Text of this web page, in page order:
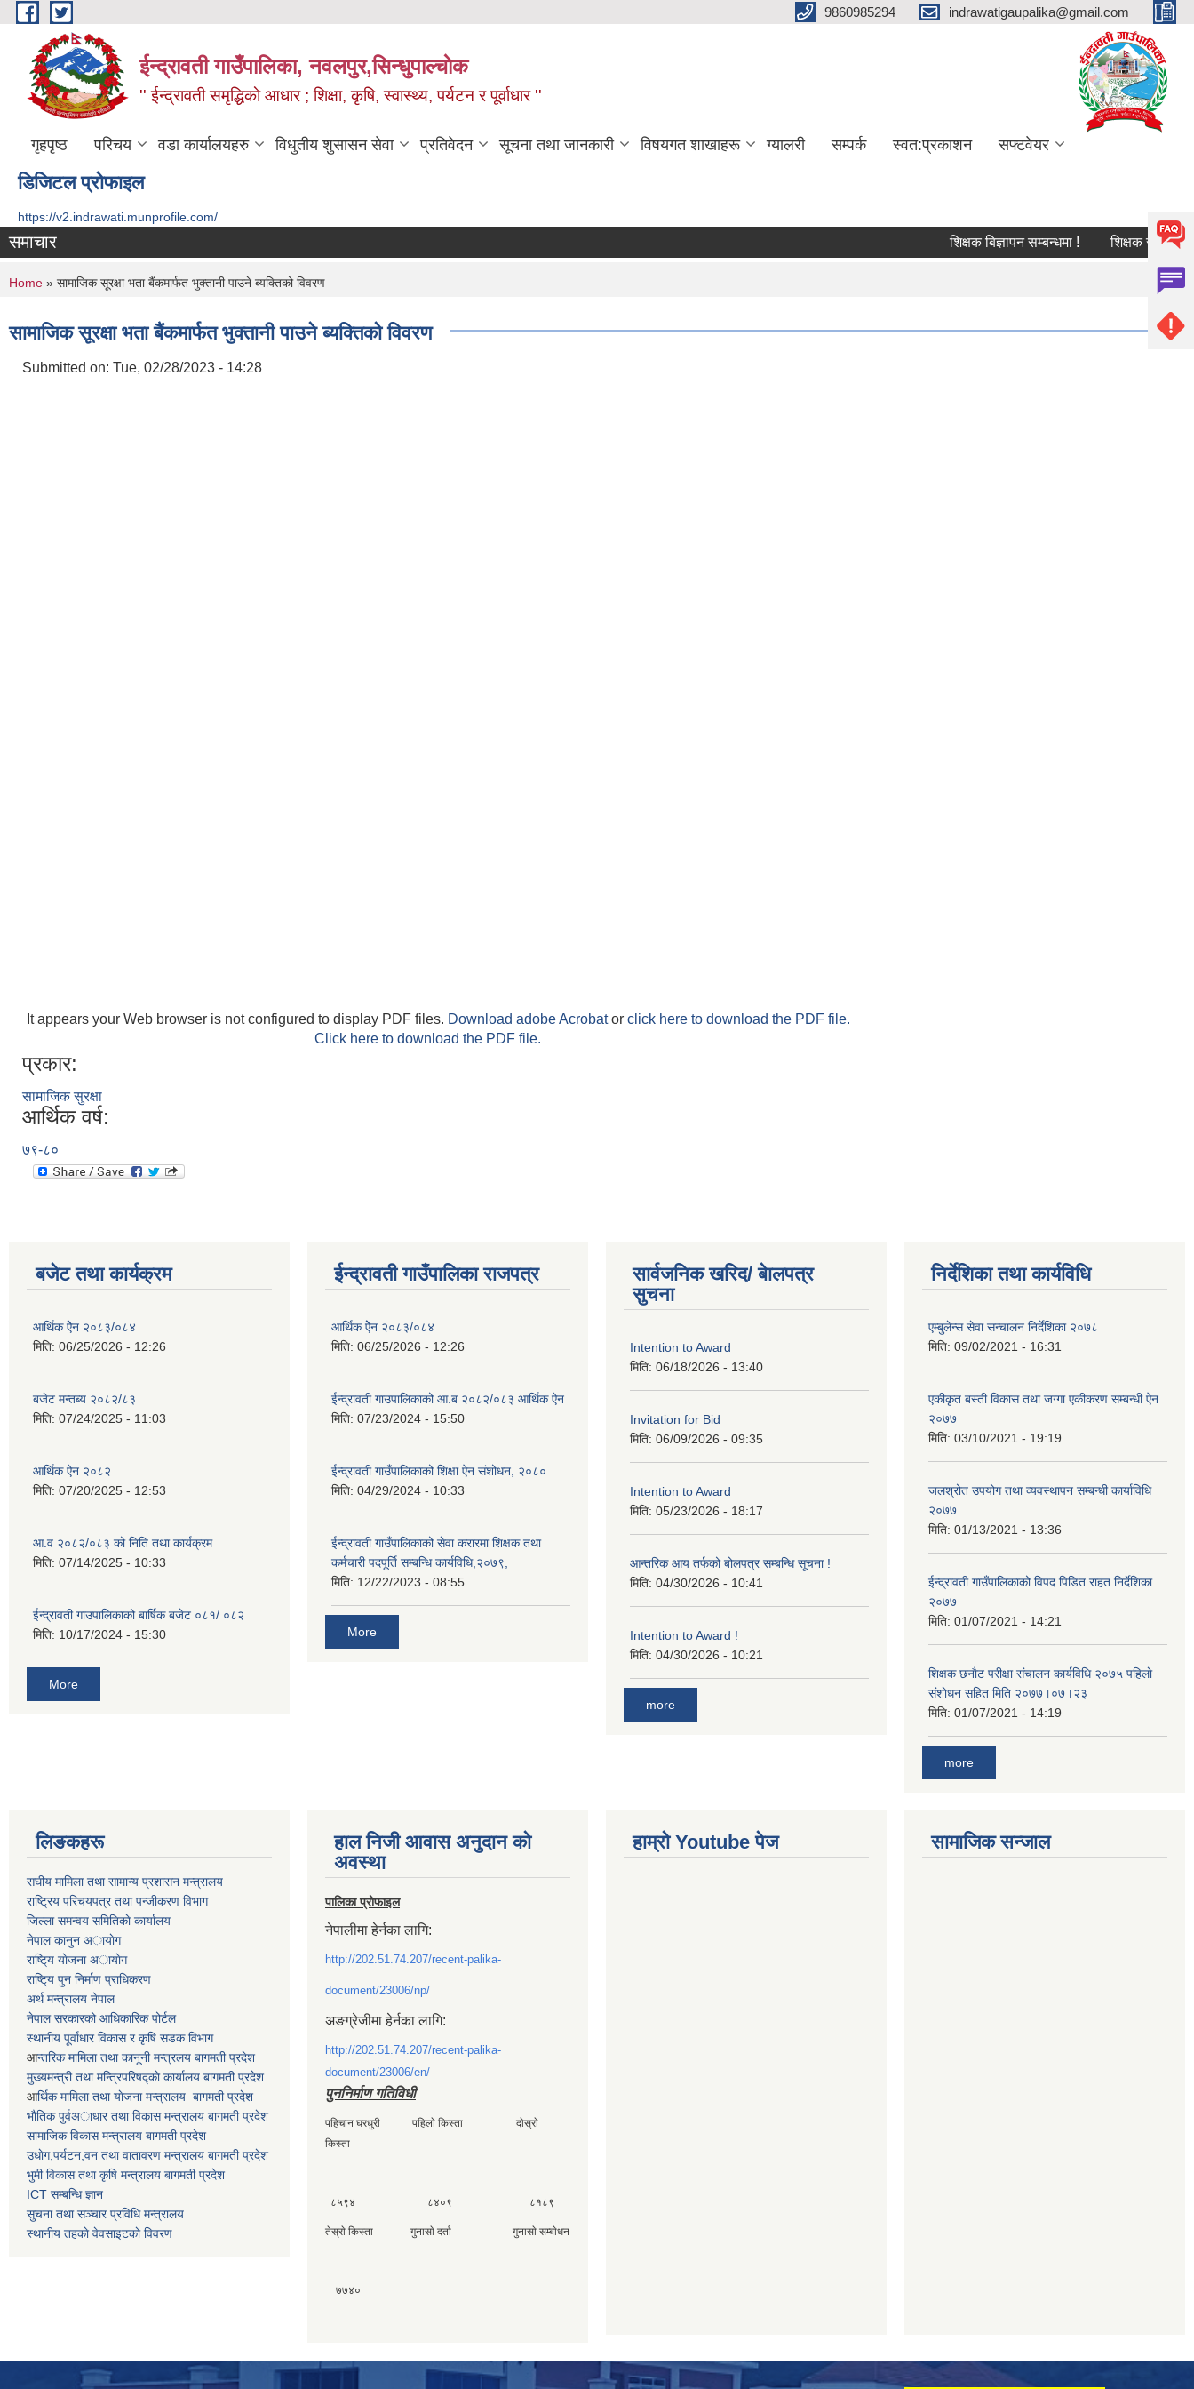
Skip to main content 9860985294 indrawatigaupalika@gmail.com
ईन्द्रावती गाउँपालिका, नवलपुर,सिन्धुपाल्चाेक
'' ईन्द्रावती समृद्धिकाे आधार ; शिक्षा, कृषि, स्वास्थ्य, पर्यटन र पूर्वाधार ''
गृहपृष्ठ परिचय वडा कार्यालयहरु विधुतीय शुसासन सेवा प्रतिवेदन सूचना तथा जानकारी विषयगत शाखाहरू ग्यालरी सम्पर्क स्वत:प्रकाशन सफ्टवेयर
डिजिटल प्रोफाइल
https://v2.indrawati.munprofile.com/
समाचार शिक्षक बिज्ञापन सम्बन्धमा ! शिक्षक सरुवा
You are here
Home » सामाजिक सूरक्षा भता बैंकमार्फत भुक्तानी पाउने ब्यक्तिको विवरण
सामाजिक सूरक्षा भता बैंकमार्फत भुक्तानी पाउने ब्यक्तिको विवरण
Submitted on: Tue, 02/28/2023 - 14:28
It appears your Web browser is not configured to display PDF files. Download adobe Acrobator click here to download the PDF file.
Click here to download the PDF file.
प्रकार:
सामाजिक सुरक्षा
आर्थिक वर्ष:
७९-८०
बजेट तथा कार्यक्रम
आर्थिक ऐेन २०८३/०८४
मिति: 06/25/2026 - 12:26
बजेट मन्तब्य २०८२/८३
मिति: 07/24/2025 - 11:03
आर्थिक ऐन २०८२
मिति: 07/20/2025 - 12:53
आ.व २०८२/०८३ को निति तथा कार्यक्रम
मिति: 07/14/2025 - 10:33
ईन्द्रावती गाउपालिकाको बार्षिक बजेट ०८१/ ०८२
मिति: 10/17/2024 - 15:30
More
ईन्द्रावती गाउँपालिका राजपत्र
आर्थिक ऐेन २०८३/०८४
मिति: 06/25/2026 - 12:26
ईन्द्रावती गाउपालिकाको आ.ब २०८२/०८३ आर्थिक ऐन
मिति: 07/23/2024 - 15:50
ईन्द्रावती गाउँपालिकाको शिक्षा ऐन संशोधन, २०८०
मिति: 04/29/2024 - 10:33
ईन्द्रावती गाउँपालिकाको सेवा करारमा शिक्षक तथा
कर्मचारी पदपूर्ति सम्बन्धि कार्यविधि,२०७९,
मिति: 12/22/2023 - 08:55
More
सार्वजनिक खरिद/ बेालपत्र
सुचना
Intention to Award
मिति: 06/18/2026 - 13:40
Invitation for Bid
मिति: 06/09/2026 - 09:35
Intention to Award
मिति: 05/23/2026 - 18:17
आन्तरिक आय तर्फको बोलपत्र सम्बन्धि सूचना !
मिति: 04/30/2026 - 10:41
Intention to Award !
मिति: 04/30/2026 - 10:21
more
निर्देशिका तथा कार्यविधि
एम्बुलेन्स सेवा सन्चालन निर्देशिका २०७८
मिति: 09/02/2021 - 16:31
एकीकृत बस्ती विकास तथा जग्गा एकीकरण सम्बन्धी ऐन
२०७७
मिति: 03/10/2021 - 19:19
जलश्रोत उपयोग तथा व्यवस्थापन सम्बन्धी कार्याविधि
२०७७
मिति: 01/13/2021 - 13:36
ईन्द्रावती गाउँपालिकाको विपद पिडित राहत निर्देशिका
२०७७
मिति: 01/07/2021 - 14:21
शिक्षक छनाैट परीक्षा संचालन कार्यविधि २०७५ पहिलाे
स‌ंशाेधन सहित मिति २०७७।०७।२३
मिति: 01/07/2021 - 14:19
more
लिङकहरू
स‌घीय मामिला तथा सामान्य प्रशासन मन्त्रालय
राष्ट्रिय परिचयपत्र तथा पन्जीकरण विभाग
जिल्ला समन्वय समितिकाे कार्यालय
नेपाल कानुन अायाेग
राष्टि्य याेजना अायाेग
राष्टि्य पुन निर्माण प्राधिकरण
अर्थ मन्त्रालय नेपाल
नेपाल सरकारको आधिकारिक पोर्टल
स्थानीय पूर्वाधार विकास र कृषि सडक विभाग
आन्तरिक मामिला तथा कानूनी मन्त्रलय बागमती प्रदेश
मुख्यमन्त्री तथा मन्त्रिपरिषद्काे कार्यालय बागमती प्रदेश
आर्थिक मामिला तथा याेजना मन्त्रालय बागमती प्रदेश
भाैतिक पुर्वअाधार तथा विकास मन्त्रालय बागमती प्रदेश
सामाजिक विकास मन्त्रालय बागमती प्रदेश
उधाेग,पर्यटन,वन तथा वातावरण मन्त्रालय बागमती प्रदेश
भुमी विकास तथा कृषि मन्त्रालय बागमती प्रदेश
ICT सम्बन्धि ज्ञान
सुचना तथा सञ्चार प्रविधि मन्त्रालय
स्थानीय तहकाे वेवसाइटकाे विवरण
हाल निजी आवास अनुदान काे
अवस्था
पालिका प्रोफाइल
नेपालीमा हेर्नका लागि:
http://202.51.74.207/recent-palika-
document/23006/np/
अङग्रेजीमा हेर्नका लागि:
http://202.51.74.207/recent-palika-
document/23006/en/
पुननिर्माण गतिविधी
पहिचान घरधुरी पहिलाे किस्ता दाेस्राे
किस्ता
८५९४ ८४०९ ८१८९
तेस्राे किस्ता गुनासाे दर्ता गुनासाे सम्बाेधन
७७४०
हाम्राे Youtube पेज सामाजिक सन्जाल